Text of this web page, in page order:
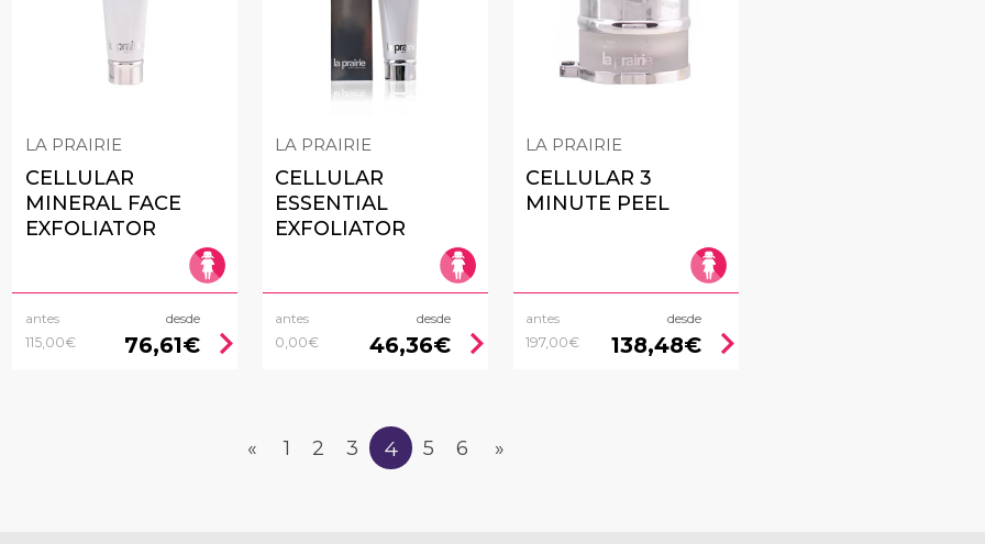
LA PRAIRIE
CELLULAR
MINERAL FACE
EXFOLIATOR
antes
115,00€
desde
76,61€ chevron_right
LA PRAIRIE
CELLULAR
ESSENTIAL
EXFOLIATOR
antes
0,00€
desde
46,36€ chevron_right
LA PRAIRIE
CELLULAR 3
MINUTE PEEL
antes
197,00€
desde
138,48€ chevron_right
« 1 2 3 4 5 6 »